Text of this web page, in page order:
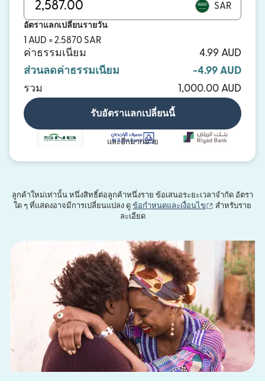
SAR
อัตราแลกเปลี่ยนรายวัน
1 AUD = 2.5870 SAR
ค่าธรรมเนียม
4.99 AUD
ส่วนลดค่าธรรมเนียม
-4.99 AUD
รวม
1,000.00 AUD
รับอัตราแลกเปลี่ยนนี้
และอีกมากมาย
ลูกค้าใหม่เท่านั้น หนึ่งสิทธิ์ต่อลูกค้าหนึ่งราย ข้อเสนอระยะเวลาจำกัด อัตรา
ใด ๆ ที่แสดงอาจมีการเปลี่ยนแปลง ดู ข้อกำหนดและเงื่อนไข (เปิดในหน้าต่า
สำหรับราย
ละเอียด